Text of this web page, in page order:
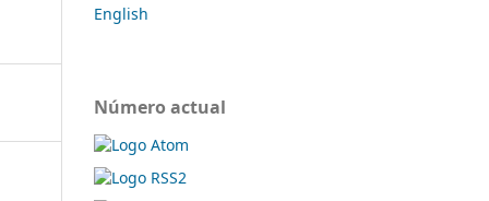
English
Número actual